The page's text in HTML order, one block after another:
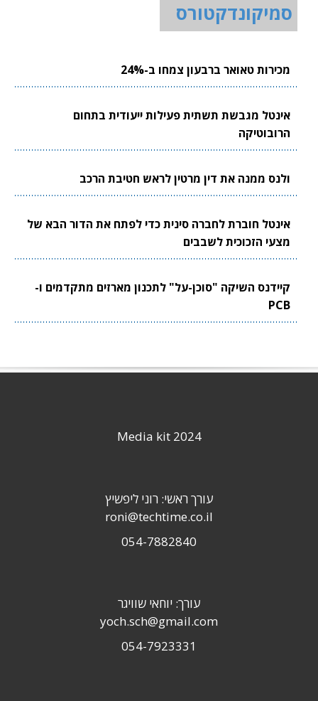
סמיקונדקטורס
מכירות טאואר ברבעון צמחו ב-24%
אינטל מגבשת תשתית פעילות ייעודית בתחום
הרובוטיקה
ולנס ממנה את דין מרטין לראש חטיבת הרכב
אינטל חוברת לחברה סינית כדי לפתח את הדור הבא של
מצעי הזכוכית לשבבים
קיידנס השיקה "סוכן-על" לתכנון מארזים מתקדמים ו-
PCB
Media kit 2024
עורך ראשי: רוני ליפשיץ
roni@techtime.co.il
054-7882840
עורך: יוחאי שוויגר
yoch.sch@gmail.com
054-7923331